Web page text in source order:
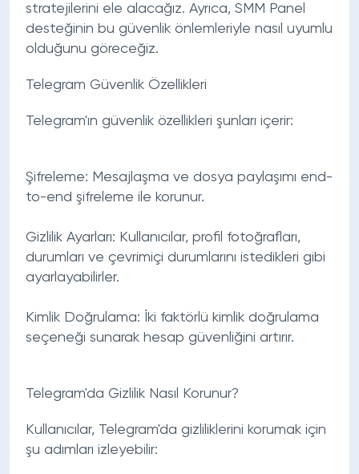
stratejilerini ele alacağız. Ayrıca, SMM Panel
desteğinin bu güvenlik önlemleriyle nasıl uyumlu
olduğunu göreceğiz.
Telegram Güvenlik Özellikleri
Telegram'ın güvenlik özellikleri şunları içerir:
Şifreleme: Mesajlaşma ve dosya paylaşımı end-
to-end şifreleme ile korunur.
Gizlilik Ayarları: Kullanıcılar, profil fotoğrafları,
durumları ve çevrimiçi durumlarını istedikleri gibi
ayarlayabilirler.
Kimlik Doğrulama: İki faktörlü kimlik doğrulama
seçeneği sunarak hesap güvenliğini artırır.
Telegram'da Gizlilik Nasıl Korunur?
Kullanıcılar, Telegram'da gizliliklerini korumak için
şu adımları izleyebilir: